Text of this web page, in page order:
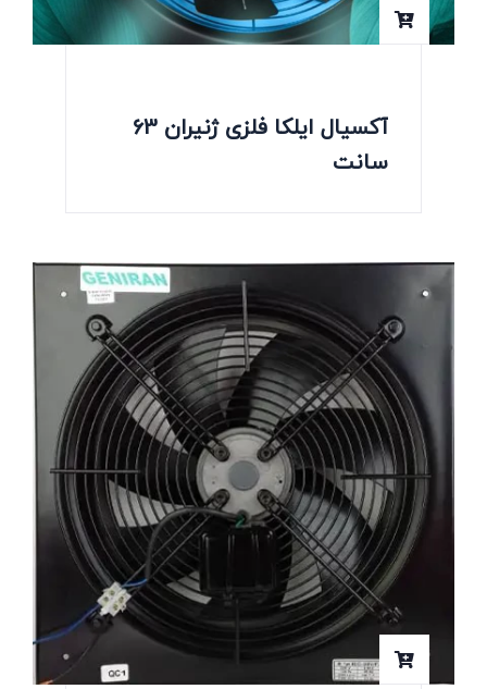
آکسیال ایلکا فلزی ژنیران 63
سانت